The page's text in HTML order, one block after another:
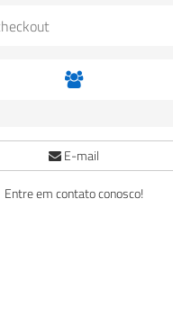
E-mail
Entre em contato conosco!